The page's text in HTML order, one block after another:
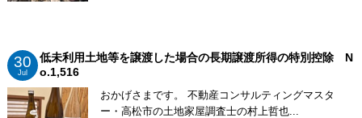
30
Jul
低未利用土地等を譲渡した場合の長期譲渡所得の特別控除 N
o.1,516
おかげさまです。 不動産コンサルティングマスタ
ー・高松市の土地家屋調査士の村上哲也...